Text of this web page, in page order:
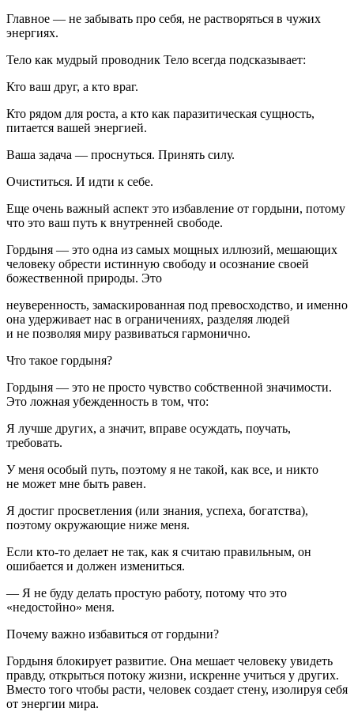
Главное — не забывать про себя, не растворяться в чужих
энергиях.
Тело как мудрый проводник Тело всегда подсказывает:
Кто ваш друг, а кто враг.
Кто рядом для роста, а кто как паразитическая сущность,
питается вашей энергией.
Ваша задача — проснуться. Принять силу.
Очиститься. И идти к себе.
Еще очень важный аспект это избавление от гордыни, потому
что это ваш путь к внутренней свободе.
Гордыня — это одна из самых мощных иллюзий, мешающих
человеку обрести истинную свободу и осознание своей
божественной природы. Это
неуверенность, замаскированная под превосходство, и именно
она удерживает нас в ограничениях, разделяя людей
и не позволяя миру развиваться гармонично.
Что такое гордыня?
Гордыня — это не просто чувство собственной значимости.
Это ложная убежденность в том, что:
Я лучше других, а значит, вправе осуждать, поучать,
требовать.
У меня особый путь, поэтому я не такой, как все, и никто
не может мне быть равен.
Я достиг просветления (или знания, успеха, богатства),
поэтому окружающие ниже меня.
Если кто-то делает не так, как я считаю правильным, он
ошибается и должен измениться.
— Я не буду делать простую работу, потому что это
«недостойно» меня.
Почему важно избавиться от гордыни?
Гордыня блокирует развитие. Она мешает человеку увидеть
правду, открыться потоку жизни, искренне учиться у других.
Вместо того чтобы расти, человек создает стену, изолируя себя
от энергии мира.